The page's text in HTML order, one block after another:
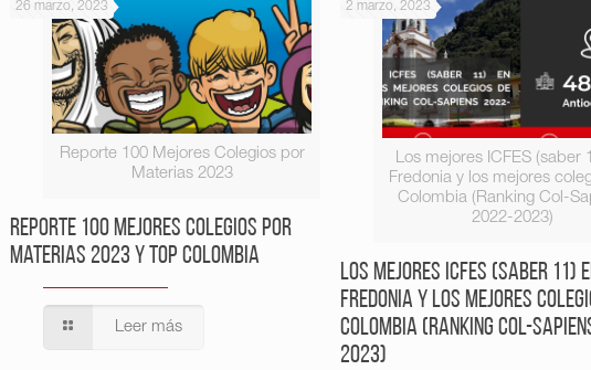
Reporte 100 Mejores Colegios por
Materias 2023
26 marzo, 2023
Reporte 100 Mejores Colegios por
Materias 2023 y Top Colombia
Leer más
Los mejores ICFES (saber
Fredonia y los mejores
Colombia (Ranking Col-
2022-2023)
2 marzo, 2023
Los mejores ICFES (saber 11)
Fredonia y los mejores
Colombia (Ranking Col-
2023)